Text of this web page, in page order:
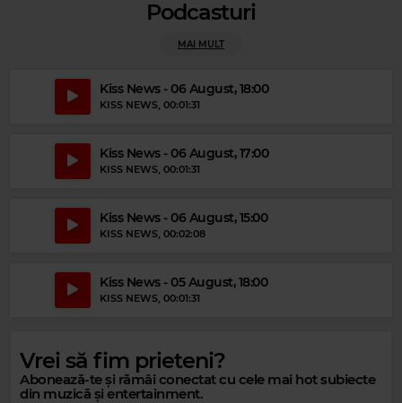
Magic Party Mix
MAGIC PARTY MIX–MAGIC PARTY MIX
Podcasturi
MAI MULT
Kiss News - 06 August, 18:00
KISS NEWS, 00:01:31
Kiss News - 06 August, 17:00
KISS NEWS, 00:01:31
Kiss News - 06 August, 15:00
KISS NEWS, 00:02:08
Kiss News - 05 August, 18:00
KISS NEWS, 00:01:31
Vrei să fim prieteni?
Abonează-te și rămâi conectat cu cele mai hot subiecte
din muzică și entertainment.